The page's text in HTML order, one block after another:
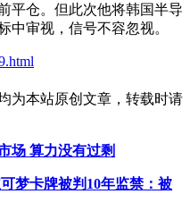
平仓。但此次他将韩国半导
中审视，信号不容忽视。
为本站原创文章，转载时请
场 算力没有过剩
梦卡牌被判10年监禁：被